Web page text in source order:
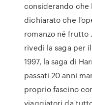
considerando che
dichiarato che
romanzo né frutto
rivedi la saga per
1997, la saga di
passati 20 anni
proprio fascino
viaggiatori da